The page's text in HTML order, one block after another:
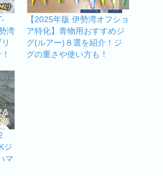
湾
【2025年版 伊勢湾オフショ
ア特化】青物用おすすめジ
グ(ルアー)８選を紹介！ジ
グの重さや使い方も！
ジ
マ